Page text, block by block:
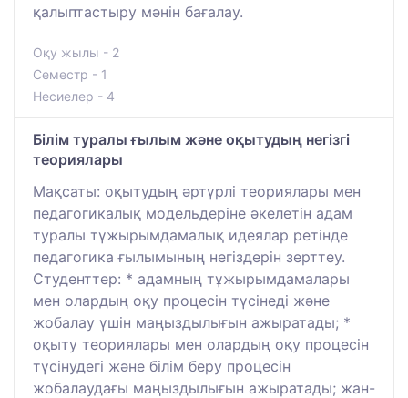
қалыптастыру мәнін бағалау.
Оқу жылы - 2
Семестр - 1
Несиелер - 4
Білім туралы ғылым және оқытудың негізгі
теориялары
Мақсаты: оқытудың әртүрлі теориялары мен
педагогикалық модельдеріне әкелетін адам
туралы тұжырымдамалық идеялар ретінде
педагогика ғылымының негіздерін зерттеу.
Студенттер: * адамның тұжырымдамалары
мен олардың оқу процесін түсінеді және
жобалау үшін маңыздылығын ажыратады; *
оқыту теориялары мен олардың оқу процесін
түсінудегі және білім беру процесін
жобалаудағы маңыздылығын ажыратады; жан-